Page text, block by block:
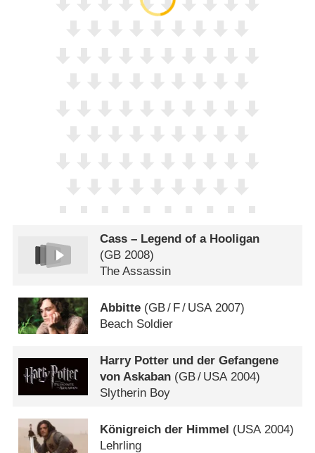
Cass – Legend of a Hooligan
(GB 2008)
The Assassin
Abbitte (GB/ F/ USA2007)
Beach Soldier
Harry Potter und der Gefangene
von Askaban (GB/ USA2004)
Slytherin Boy
Königreich der Himmel (USA 2004)
Lehrling